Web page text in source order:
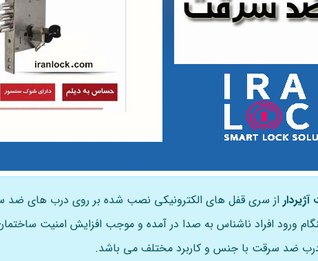
از سری قفل های الکترونیکی نصب شده بر روی درب های ضد
ورود افراد ناشناس به صدا در آمده و موجب افزایش امنیت
ضد سرقت با جنس و کاربرد مختلف می باشد.